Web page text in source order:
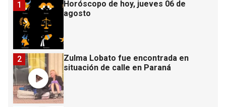
Horóscopo de hoy, jueves 06 de
agosto
1
Zulma Lobato fue encontrada en
situación de calle en Paraná
2